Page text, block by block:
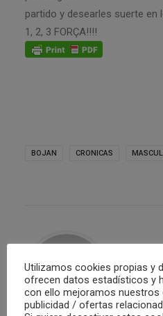
partido y desearles suerte en
1, 2, 3 FORÇA!!!!
BOJAN CRONICAS
Utilizamos cookies propias y
ofrecen datos estadísticos y
con ello mejoramos
publicidad / ofertas